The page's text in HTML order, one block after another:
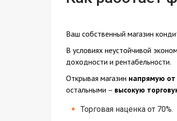
Ваш собственный магазин
В условиях неустойчивой
доходности и рентабельности.
Открывая магазин напрямую от
остальными – высокую
Торговая наценка от 70%.